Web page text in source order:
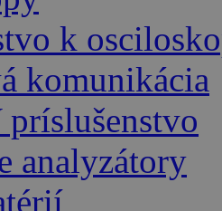
k
komunikácia
analyzátory